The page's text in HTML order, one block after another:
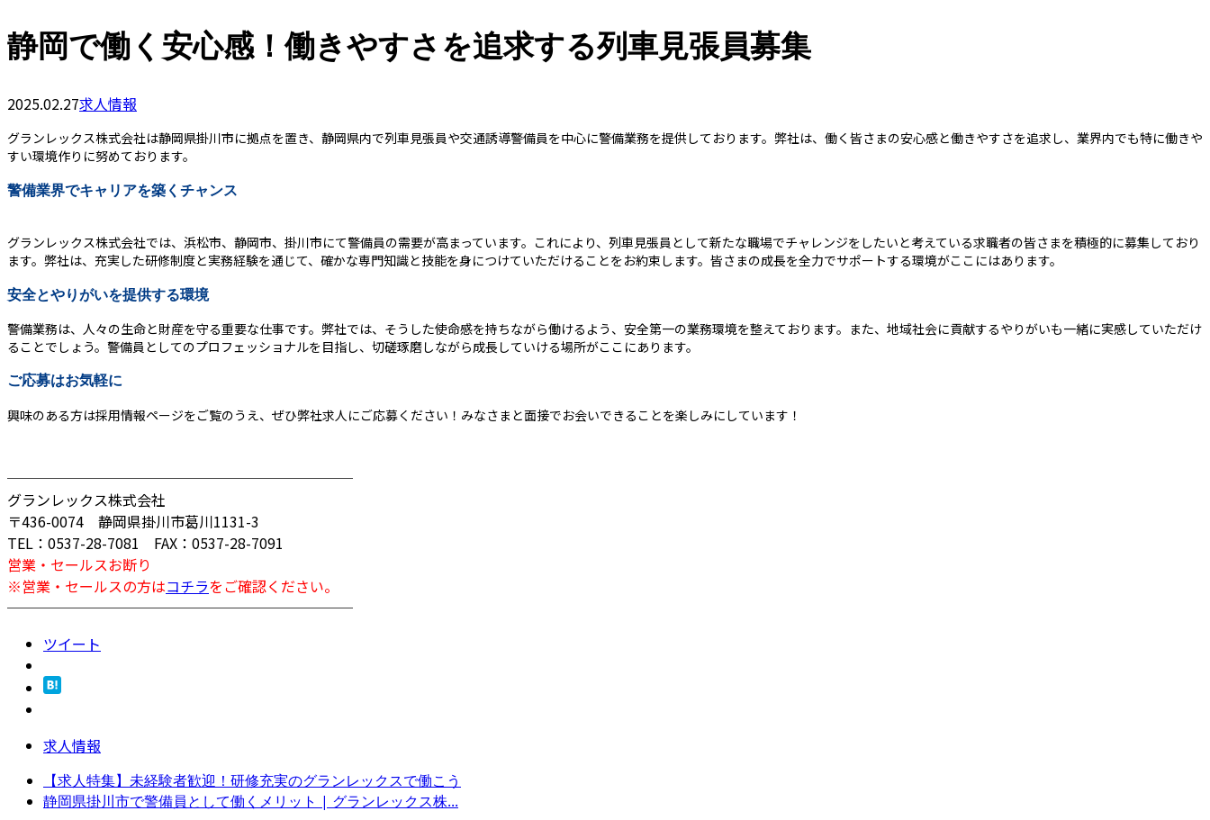
静岡で働く安心感！働きやすさを追求する列車見張員募集
2025.02.27求人情報
グランレックス株式会社は静岡県掛川市に拠点を置き、静岡県内で列車見張員や交通誘導警備員を中心に警備業務を提供しております。弊社は、働く皆さまの安心感と働きやすさを追求し、業界内でも特に働きや
すい環境作りに努めております。
警備業界でキャリアを築くチャンス
グランレックス株式会社では、浜松市、静岡市、掛川市にて警備員の需要が高まっています。これにより、列車見張員として新たな職場でチャレンジをしたいと考えている求職者の皆さまを積極的に募集しており
ます。弊社は、充実した研修制度と実務経験を通じて、確かな専門知識と技能を身につけていただけることをお約束します。皆さまの成長を全力でサポートする環境がここにはあります。
安全とやりがいを提供する環境
警備業務は、人々の生命と財産を守る重要な仕事です。弊社では、そうした使命感を持ちながら働けるよう、安全第一の業務環境を整えております。また、地域社会に貢献するやりがいも一緒に実感していただけ
ることでしょう。警備員としてのプロフェッショナルを目指し、切磋琢磨しながら成長していける場所がここにあります。
ご応募はお気軽に
興味のある方は採用情報ページをご覧のうえ、ぜひ弊社求人にご応募ください！みなさまと面接でお会いできることを楽しみにしています！
────────────────────────
グランレックス株式会社
〒436-0074 静岡県掛川市葛川1131-3
TEL：0537-28-7081 FAX：0537-28-7091
営業・セールスお断り
※営業・セールスの方はコチラをご確認ください。
────────────────────────
ツイート
求人情報
【求人特集】未経験者歓迎！研修充実のグランレックスで働こう
静岡県掛川市で警備員として働くメリット | グランレックス株...